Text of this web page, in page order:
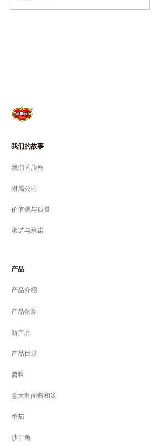
我们的故事
我们的旅程
附属公司
价值观与质量
承诺与承诺
产品
产品介绍
产品创新
新产品
产品目录
醬料
意大利面酱和汤
番茄
沙丁魚